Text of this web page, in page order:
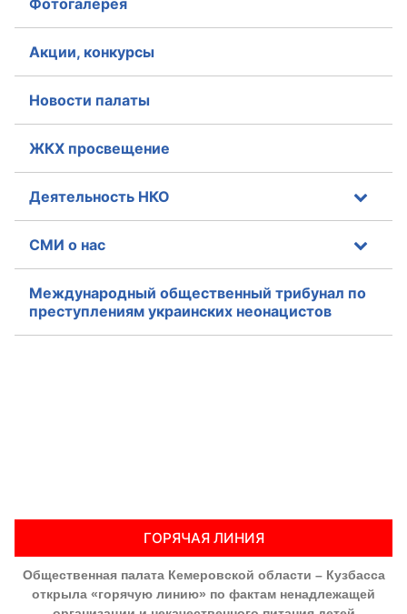
Акции, конкурсы
Новости палаты
ЖКХ просвещение
Деятельность НКО
СМИ о нас
Международный общественный трибунал по
преступлениям украинских неонацистов
ГОРЯЧАЯ ЛИНИЯ
Общественная палата Кемеровской области – Кузбасса
открыла «горячую линию» по фактам ненадлежащей